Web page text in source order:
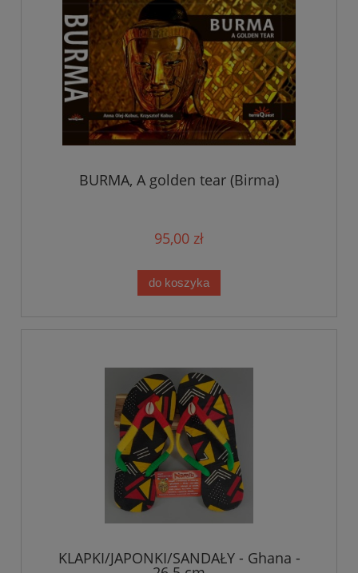
BURMA, A golden tear (Birma)
95,00 zł
do koszyka
KLAPKI/JAPONKI/SANDAŁY - Ghana -